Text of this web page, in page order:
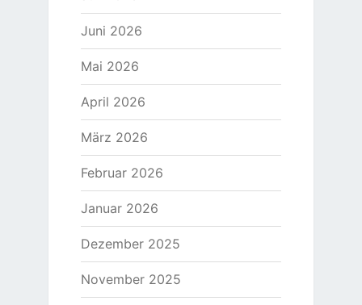
Juni 2026
Mai 2026
April 2026
März 2026
Februar 2026
Januar 2026
Dezember 2025
November 2025